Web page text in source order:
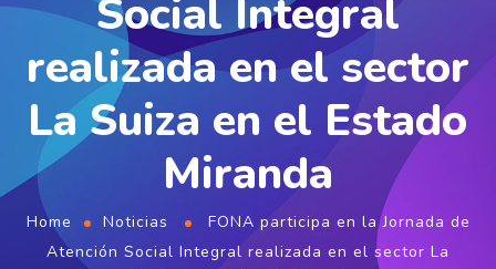
Social Integral
realizada en el sector
La Suiza en el Estado
Miranda
Home Noticias
FONA participa en la Jornada de
Atención Social Integral realizada en el sector La